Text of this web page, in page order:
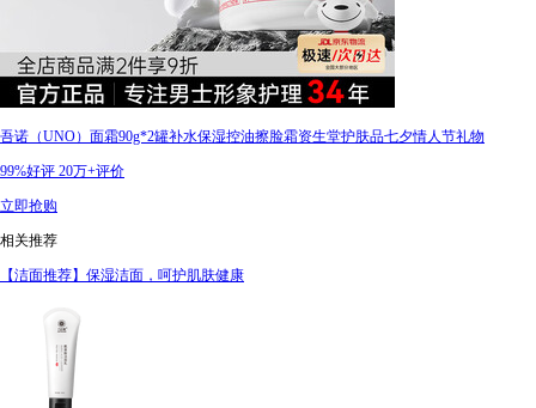
吾诺（UNO）面霜90g*2罐补水保湿控油擦脸霜资生堂护肤品七夕情人节礼物
99%好评 20万+评价
立即抢购
相关推荐
【洁面推荐】保湿洁面，呵护肌肤健康